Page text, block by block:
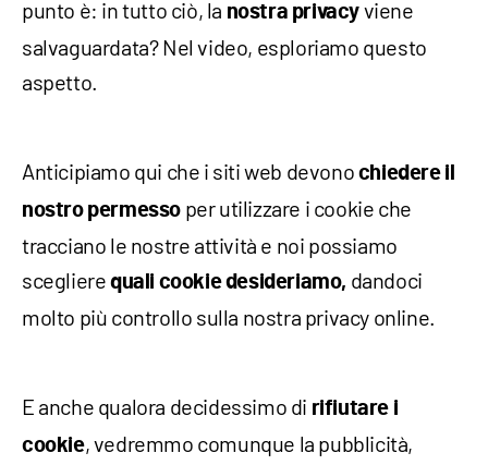
punto è: in tutto ciò, la nostra privacy viene
salvaguardata? Nel video, esploriamo questo
aspetto.
Anticipiamo qui che i siti web devono chiedere il
nostro permesso per utilizzare i cookie che
tracciano le nostre attività e noi possiamo
scegliere quali cookie desideriamo, dandoci
molto più controllo sulla nostra privacy online.
E anche qualora decidessimo di rifiutare i
cookie, vedremmo comunque la pubblicità,